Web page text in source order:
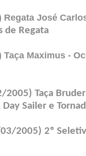
Regata José
de Regata
Taça Maximus -
Taça
Sailer e
2005) 2º